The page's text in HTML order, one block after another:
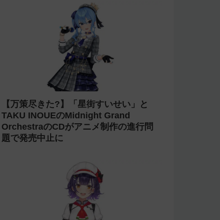
【万策尽きた?】「星街すいせい」と
TAKU INOUEのMidnight Grand
OrchestraのCDがアニメ制作の進行問
題で発売中止に